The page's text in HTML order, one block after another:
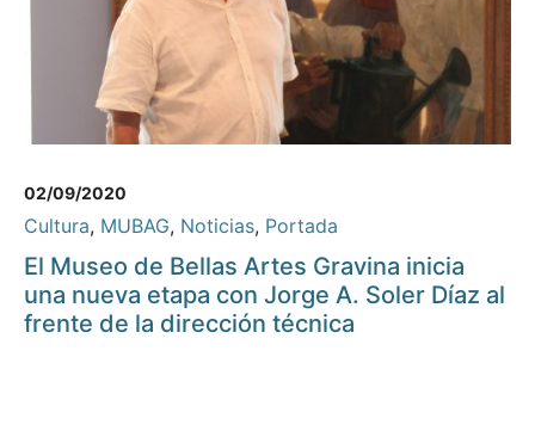
02/09/2020
Cultura, MUBAG, Noticias, Portada
El Museo de Bellas Artes Gravina inicia
una nueva etapa con Jorge A. Soler Díaz al
frente de la dirección técnica